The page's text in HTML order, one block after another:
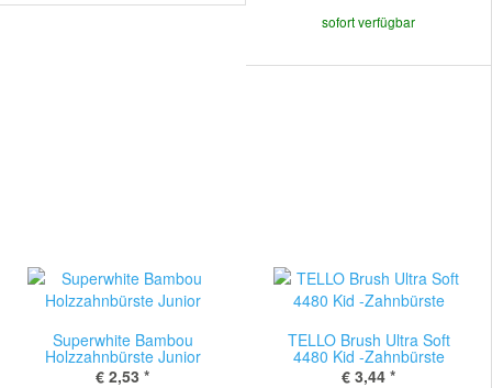
sofort verfügbar
Superwhite Bambou
Holzzahnbürste Junior
€ 2,53 *
TELLO Brush Ultra Soft
4480 Kid -Zahnbürste
€ 3,44 *